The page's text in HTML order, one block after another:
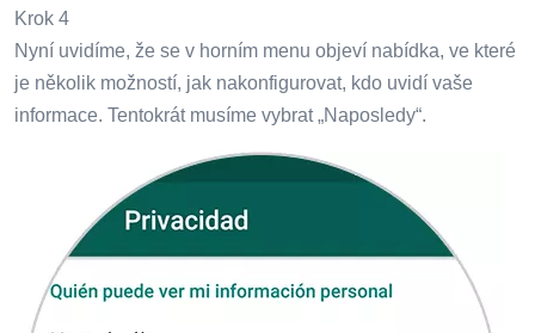
Krok 4
Nyní uvidíme, že se v horním menu objeví nabídka, ve které
je několik možností, jak nakonfigurovat, kdo uvidí vaše
informace. Tentokrát musíme vybrat „Naposledy“.